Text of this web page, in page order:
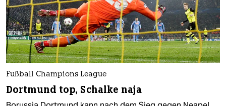
Fußball Champions League
Dortmund top, Schalke naja